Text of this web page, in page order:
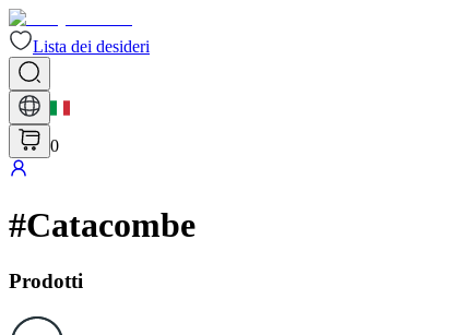
Lista dei desideri
0
#Catacombe
Prodotti